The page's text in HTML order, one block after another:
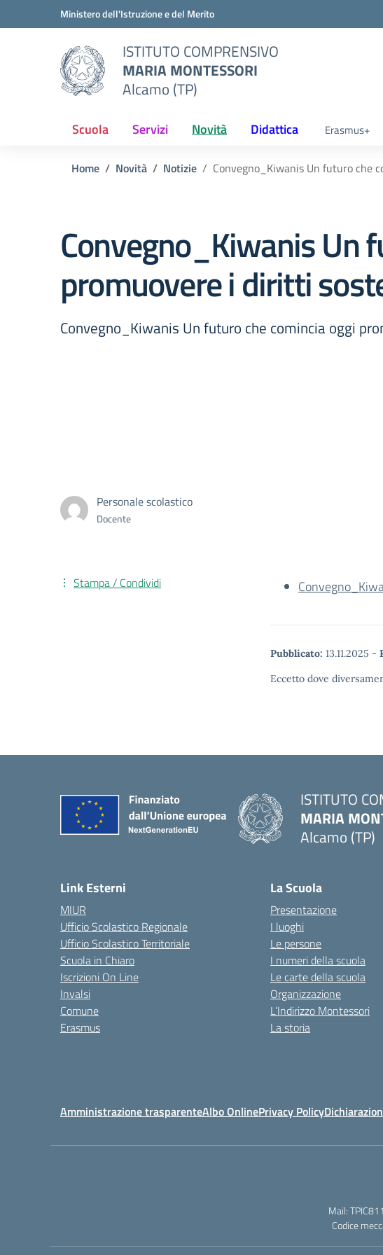
Vai ai contenuti
Vai al menu di navigazioneMinistero dell'Istruzione e del Merito
ISTITUTO COMPRENSIVO
MARIA MONTESSORI
Alcamo (TP)
Scuola Servizi Novità Didattica Erasmus+
Home Novità Notizie Convegno_Kiwanis Un futuro che
Convegno_Kiwanis Un
promuovere i diritti
Convegno_Kiwanis Un futuro che comincia oggi
Personale scolastico
Docente
Pubblicato: 13.11.2025 -
Eccetto dove
Stampa / Condividi
ISTITUTO
MARIA
Alcamo (TP)
Link Esterni
MIUR
Ufficio Scolastico Regionale
Ufficio Scolastico Territoriale
Scuola in Chiaro
Iscrizioni On Line
Invalsi
Comune
Erasmus
La Scuola
Presentazione
I luoghi
Le persone
I numeri della scuola
Le carte della scuola
Organizzazione
L’Indirizzo Montessori
La storia
Amministrazione trasparenteAlbo OnlinePrivacy Policy
Mail:
Codice